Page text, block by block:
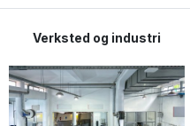
Verksted og industri